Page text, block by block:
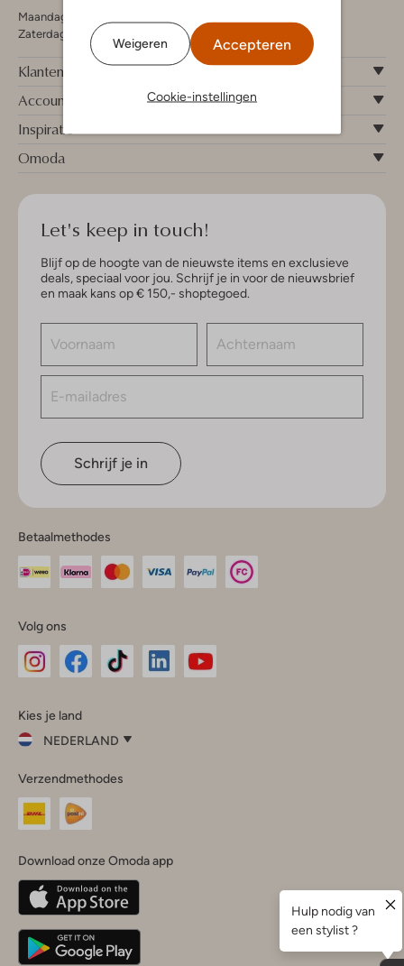
Weigeren Accepteren
Cookie-instellingen
Maandag - Vrijdag 09:00 - 19:00 uur
Zaterdag 09:00 - 17:00 uur
Klantenservice
Account
Inspiratie
Omoda
Let's keep in touch!
Blijf op de hoogte van de nieuwste items en exclusieve
deals, speciaal voor jou. Schrijf je in voor de nieuwsbrief
en maak kans op € 150,- shoptegoed.
Schrijf je in
Betaalmethodes
Volg ons
InstagramFacebook
Kies je land
NEDERLAND
je
land
Nederland
Belgique(Français)
Deutschland
Verzendmethodes
Download onze Omoda app